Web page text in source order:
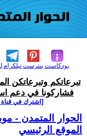
تيلكرامبنترست بودكاست
تبرعاتكم وتبرعاتكن
فشاركونا في دعم
[اشترك في قناة
الحوار المتمدن -
الموقع الرئيسي